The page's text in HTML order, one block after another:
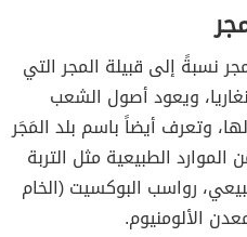
نسبةً إلى قبيلة المجر التي
ويعود أصول الشعب
وتعرف أيضاً باسم بلد المَجَر
الطبيعية مثل التربة
رواسب البوكسيت (الخام
الألومنيوم.